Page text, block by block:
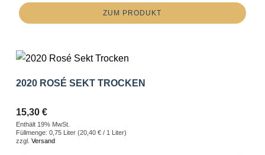
ZUM PRODUKT
2020 ROSÉ SEKT TROCKEN
15,30 €
Enthält 19% MwSt.
Füllmenge: 0,75 Liter (20,40 €/ 1 Liter)
zzgl. Versand